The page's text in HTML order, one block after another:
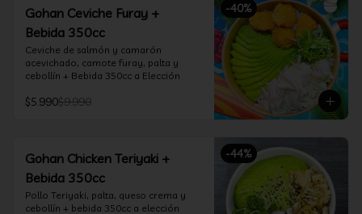
Queso Crema y Cebollín, frito en
tempura
*Incluye 2 palitos, 2 soya 30ml, 1 salsa
teriyaki 30ml
-40%
Gohan Ceviche Furay +
Bebida 350cc
Ceviche de salmón y camarón
acevichado, camote furay, palta y
cebollín + Bebida 350cc a Elección
$5.990$9.990
-44%
Gohan Chicken Teriyaki +
Bebida 350cc
Pollo Teriyaki, palta, queso crema y
cebollín + bebida 350cc a elección